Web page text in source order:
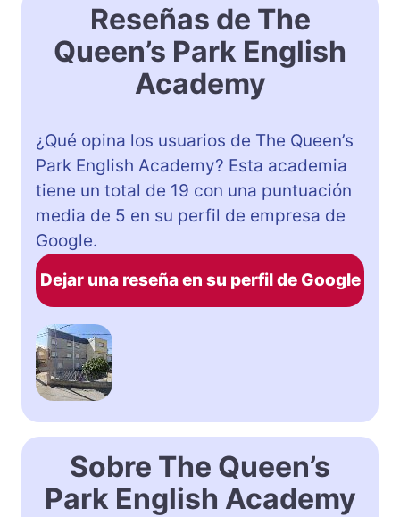
Reseñas de The
Queen’s Park English
Academy
¿Qué opina los usuarios de The Queen’s
Park English Academy? Esta academia
tiene un total de 19 con una puntuación
media de 5 en su perfil de empresa de
Google.
Dejar una reseña en su perfil de Google
Sobre The Queen’s
Park English Academy